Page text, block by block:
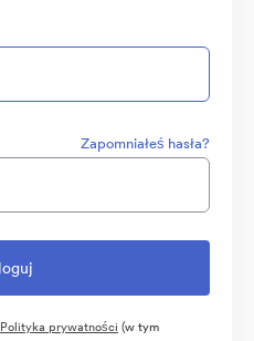
Zapomniałeś hasła?
Polityka prywatności (w tym